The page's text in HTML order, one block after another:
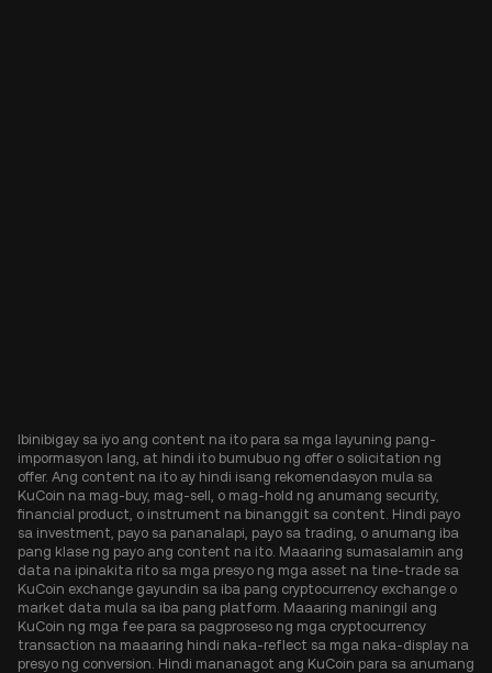
Ibinibigay sa iyo ang content na ito para sa mga layuning pang-
impormasyon lang, at hindi ito bumubuo ng offer o solicitation ng
offer. Ang content na ito ay hindi isang rekomendasyon mula sa
KuCoin na mag-buy, mag-sell, o mag-hold ng anumang security,
financial product, o instrument na binanggit sa content. Hindi payo
sa investment, payo sa pananalapi, payo sa trading, o anumang iba
pang klase ng payo ang content na ito. Maaaring sumasalamin ang
data na ipinakita rito sa mga presyo ng mga asset na tine-trade sa
KuCoin exchange gayundin sa iba pang cryptocurrency exchange o
market data mula sa iba pang platform. Maaaring maningil ang
KuCoin ng mga fee para sa pagproseso ng mga cryptocurrency
transaction na maaaring hindi naka-reflect sa mga naka-display na
presyo ng conversion. Hindi mananagot ang KuCoin para sa anumang